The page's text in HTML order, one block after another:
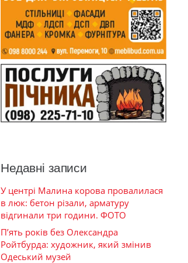
Недавні записи
У центрі Малина корова провалилася
в люк: бетон різали, арматуру
відгинали три години. ФОТО
П’ять років без Олександра
Ройтбурда: художник, який змінив
Одеський музей